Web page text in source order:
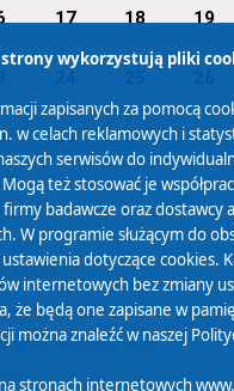
17 18 19
31 01 02
z Serwisu
Publicznego
strony wykorzystują pliki
zapisanych za pomocą
w celach reklamowych i
serwisów do
też stosować je
badawcze oraz dostawcy
W programie służącym do
dotyczące cookies.
internetowych bez zmiany
że będą one zapisane w
można znaleźć w naszej
stronach internetowych